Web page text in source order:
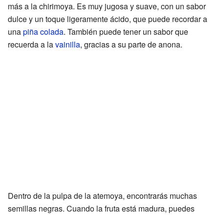
más a la chirimoya. Es muy jugosa y suave, con un sabor
dulce y un toque ligeramente ácido, que puede recordar a
unapiña colada. También puede tener un sabor que
recuerda a lavainilla, gracias a su parte de anona.
Dentro de la pulpa de la atemoya, encontrarás muchas
semillas negras. Cuando la fruta está madura, puedes